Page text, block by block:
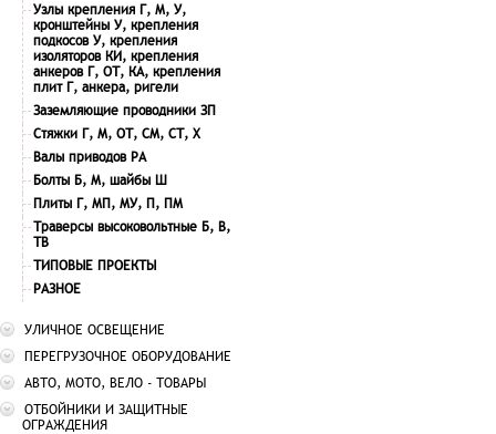
Узлы крепления Г, М, У,
кронштейны У, крепления
подкосов У, крепления
изоляторов КИ, крепления
анкеров Г, ОТ, КА, крепления
плит Г, анкера, ригели
Заземляющие проводники ЗП
Стяжки Г, М, ОТ, СМ, СТ, Х
Валы приводов РА
Болты Б, М, шайбы Ш
Плиты Г, МП, МУ, П, ПМ
Траверсы высоковольтные Б, В,
ТВ
ТИПОВЫЕ ПРОЕКТЫ
РАЗНОЕ
УЛИЧНОЕ ОСВЕЩЕНИЕ
ПЕРЕГРУЗОЧНОЕ ОБОРУДОВАНИЕ
АВТО, МОТО, ВЕЛО - ТОВАРЫ
ОТБОЙНИКИ И ЗАЩИТНЫЕ
ОГРАЖДЕНИЯ